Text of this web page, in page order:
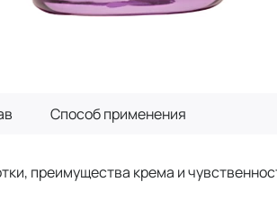
Способ применения
преимущества крема и